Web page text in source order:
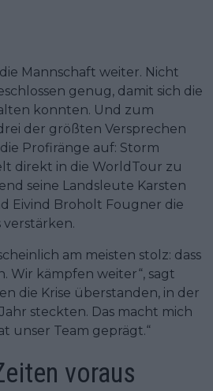
Mannschaft weiter. Nicht
genug, damit sich die
konnten. Und zum
der größten Versprechen
Profiränge auf: Storm
direkt in die WorldTour zu
seine Landsleute Karsten
Eivind Broholt Fougner die
verstärken.
am meisten stolz: dass
Wir kämpfen weiter“, sagt
die Krise überstanden, in der
steckten. Das macht mich
unser Team geprägt.“
voraus